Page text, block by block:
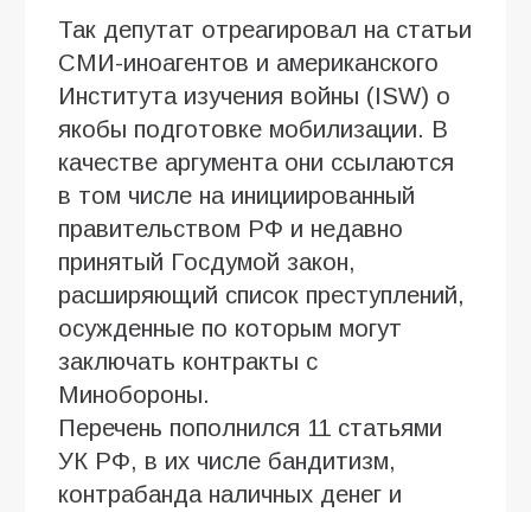
Так депутат отреагировал на статьи
СМИ-иноагентов и американского
Института изучения войны (ISW) о
якобы подготовке мобилизации. В
качестве аргумента они ссылаются
в том числе на инициированный
правительством РФ и недавно
принятый Госдумой закон,
расширяющий список преступлений,
осужденные по которым могут
заключать контракты с
Минобороны.
Перечень пополнился 11 статьями
УК РФ, в их числе бандитизм,
контрабанда наличных денег и